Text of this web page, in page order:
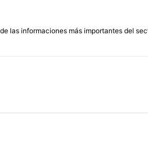
las informaciones más importantes del